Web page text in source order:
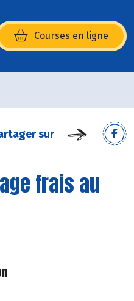
Courses en ligne
sur
frais au